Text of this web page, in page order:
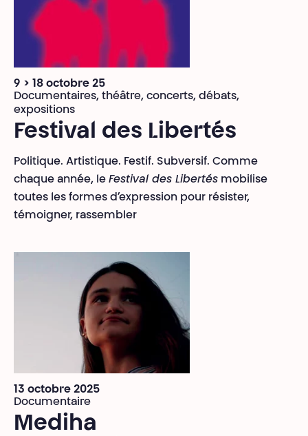
9 > 18 octobre 25
Documentaires, théâtre, concerts, débats,
expositions
Festival des Libertés
Politique. Artistique. Festif. Subversif. Comme
chaque année, le Festival des Libertés mobilise
toutes les formes d’expression pour résister,
témoigner, rassembler
13 octobre 2025
Documentaire
Mediha